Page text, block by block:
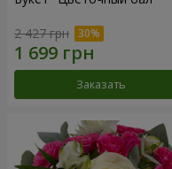
2 427 грн
Заказать